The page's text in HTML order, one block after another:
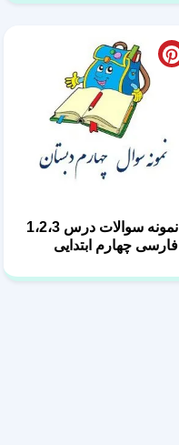
نمونه سوالات درس 1،2،3
فارسی چهارم ابتدایی